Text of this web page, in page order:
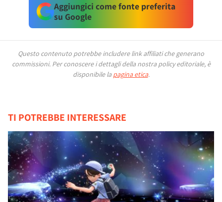
Aggiungici come fonte preferita
su Google
Questo contenuto potrebbe includere link affiliati che generano
commissioni. Per conoscere i dettagli della nostra policy editoriale, è
disponibile la pagina etica.
TI POTREBBE INTERESSARE